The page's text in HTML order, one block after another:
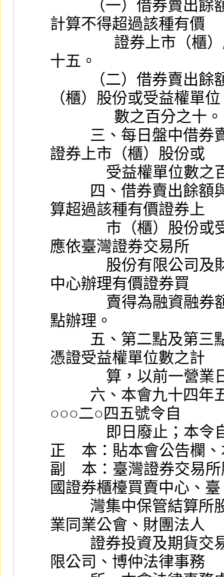
計算不得超過該種有價
十五。
（櫃）股份或受益權單位
                數之百分之十。
證券上市（櫃）股份或
受益權單
算超過該種有價證券上
應依臺灣證券交易所
中心辦理有價證券買
點辦理。
憑證受益權單位數之計
算，
○○○二○四五號令自
即日廢止
正    本：貼本會公告欄
副    本：臺灣證券交易
國證券櫃檯買賣中心、臺
業同業公會、財團法人
限公司、博仲法律事務